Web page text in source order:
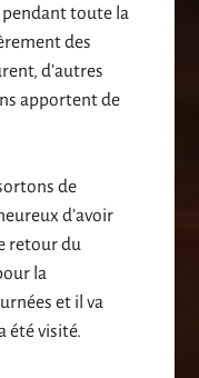
pendant toute la
des
d’autres
apportent de
de
d’avoir
retour du
la
et il va
été visité.